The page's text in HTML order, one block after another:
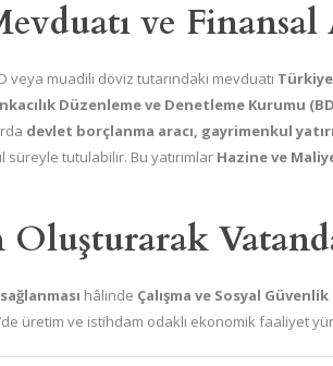
ve Finansal
veya muadili döviz tutarındaki mevduatı
Düzenleme ve Denetleme Kurumu
devlet borçlanma aracı, gayrimenkul
süreyle tutulabilir. Bu yatırımlar Hazine ve
Oluşturarak
hâlinde Çalışma ve Sosyal Güvenlik
üretim ve istihdam odaklı ekonomik faaliyet